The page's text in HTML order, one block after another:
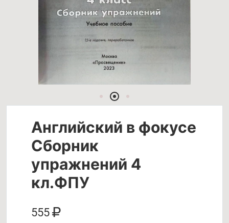
Английский в фокусе
Сборник
упражнений 4
кл.ФПУ
555